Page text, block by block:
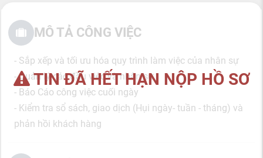
TIN ĐÃ HẾT HẠN NỘP HỒ SƠ
MÔ TẢ CÔNG VIỆC
- Sắp xếp và tối ưu hóa quy trình làm việc của nhân sự
- Quản lý các đầu việc và nhân sự
- Báo Cáo công việc cuối ngày
- Kiểm tra sổ sách, giao dịch (Hụi ngày- tuần - tháng) và
phản hồi khách hàng